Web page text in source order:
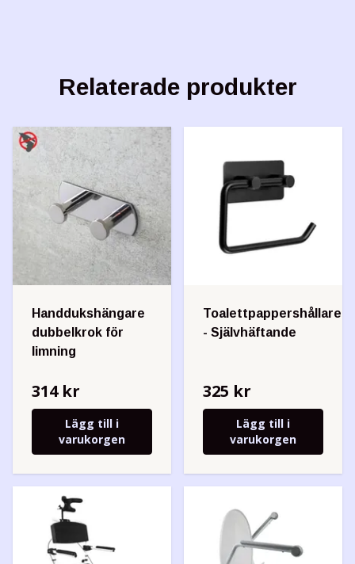
Relaterade produkter
Handdukshängare
dubbelkrok för
limning
314 kr
Lägg till i
varukorgen
Toalettpappershållare
- Självhäftande
325 kr
Lägg till i
varukorgen